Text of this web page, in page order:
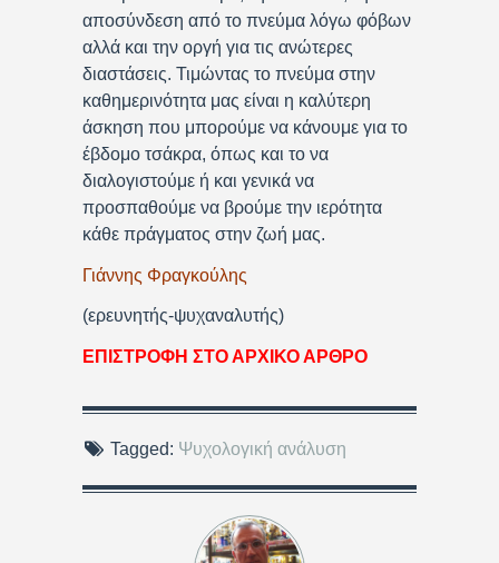
αποσύνδεση από το πνεύμα λόγω φόβων
αλλά και την οργή για τις ανώτερες
διαστάσεις. Τιμώντας το πνεύμα στην
καθημερινότητα μας είναι η καλύτερη
άσκηση που μπορούμε να κάνουμε για το
έβδομο τσάκρα, όπως και το να
διαλογιστούμε ή και γενικά να
προσπαθούμε να βρούμε την ιερότητα
κάθε πράγματος στην ζωή μας.
Γιάννης Φραγκούλης
(ερευνητής-ψυχαναλυτής)
ΕΠΙΣΤΡΟΦΗ ΣΤΟ ΑΡΧΙΚΟ ΑΡΘΡΟ
Tagged: Ψυχολογική ανάλυση